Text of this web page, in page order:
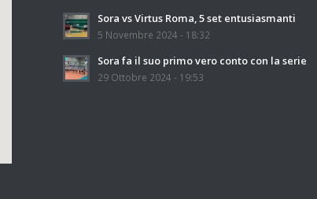
Sora vs Virtus Roma, 5 set entusiasmanti
5 Novembre 2024 - 18:32
Sora fa il suo primo vero conto con la serie
29 Ottobre 2024 - 19:53